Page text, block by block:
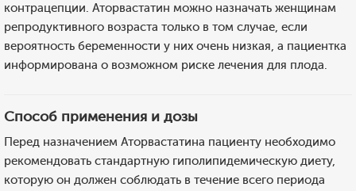
контрацепции. Аторвастатин можно назначать женщинам
репродуктивного возраста только в том случае, если
вероятность беременности у них очень низкая, а пациентка
информирована о возможном риске лечения для плода.
Способ применения и дозы
Перед назначением Аторвастатина пациенту необходимо
рекомендовать стандартную гиполипидемическую диету,
которую он должен соблюдать в течение всего периода